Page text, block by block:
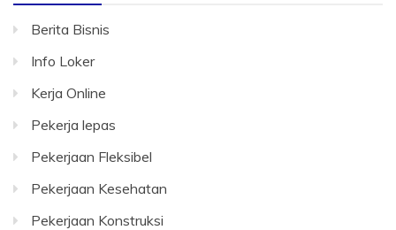
Berita Bisnis
Info Loker
Kerja Online
Pekerja lepas
Pekerjaan Fleksibel
Pekerjaan Kesehatan
Pekerjaan Konstruksi